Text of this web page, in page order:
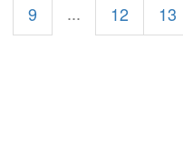
9
... 12 13